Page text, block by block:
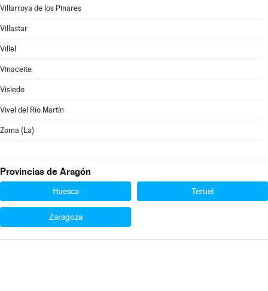
Villarroya de los Pinares
Villastar
Villel
Vinaceite
Visiedo
Vivel del Río Martín
Zoma (La)
Provincias de Aragón
Huesca Teruel
Zaragoza